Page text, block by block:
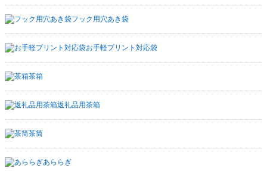
フック用穴あき袋
お手軽プリント対応袋
茶箱
返礼品用茶箱
茶筒
あららぎ